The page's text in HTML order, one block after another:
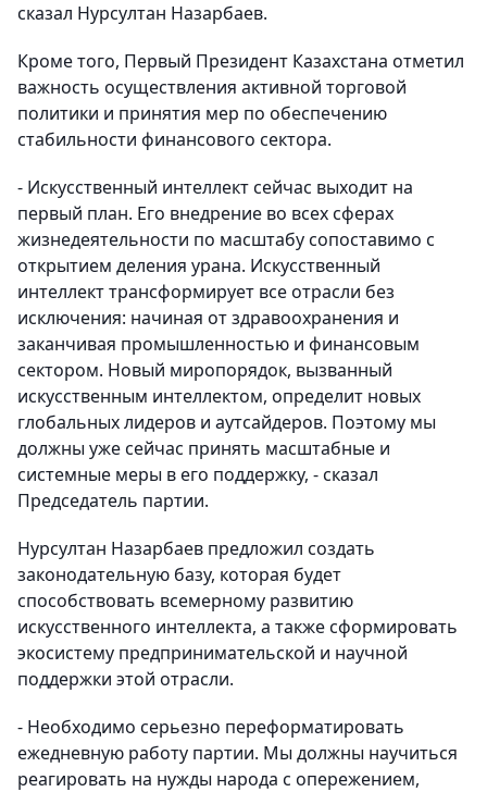
сказал Нурсултан Назарбаев.
Кроме того, Первый Президент Казахстана отметил
важность осуществления активной торговой
политики и принятия мер по обеспечению
стабильности финансового сектора.
- Искусственный интеллект сейчас выходит на
первый план. Его внедрение во всех сферах
жизнедеятельности по масштабу сопоставимо с
открытием деления урана. Искусственный
интеллект трансформирует все отрасли без
исключения: начиная от здравоохранения и
заканчивая промышленностью и финансовым
сектором. Новый миропорядок, вызванный
искусственным интеллектом, определит новых
глобальных лидеров и аутсайдеров. Поэтому мы
должны уже сейчас принять масштабные и
системные меры в его поддержку, - сказал
Председатель партии.
Нурсултан Назарбаев предложил создать
законодательную базу, которая будет
способствовать всемерному развитию
искусственного интеллекта, а также сформировать
экосистему предпринимательской и научной
поддержки этой отрасли.
- Необходимо серьезно переформатировать
ежедневную работу партии. Мы должны научиться
реагировать на нужды народа с опережением,